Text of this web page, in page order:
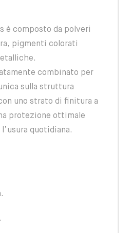
è composto da polveri
pigmenti colorati
combinato per
sulla struttura
uno strato di finitura a
protezione ottimale
quotidiana.